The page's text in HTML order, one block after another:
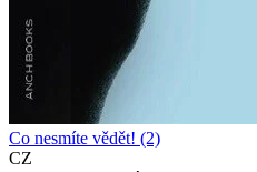
Co nesmíte vědět! (2)
CZ